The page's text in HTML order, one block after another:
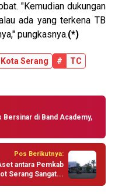
"Kemudian dukungan
ada yang terkena TB
pungkasnya.(*)
Kota Serang #
TC
Bersinar di Band Academy,
Pos Berikutnya:
antara Pemkab
Serang Sangat...